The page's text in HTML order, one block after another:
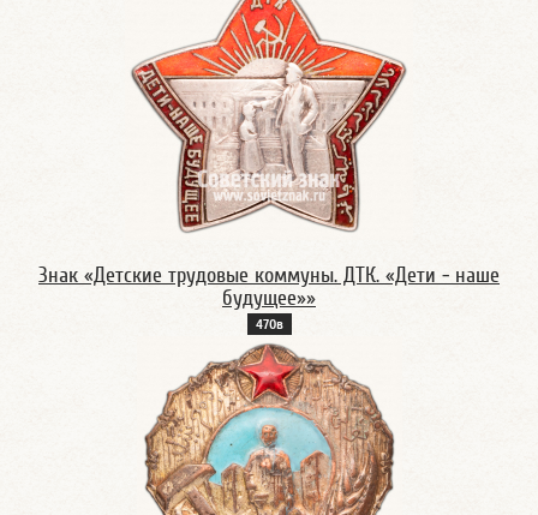
Знак «Детские трудовые коммуны. ДТК. «Дети - наше
будущее»»
470в